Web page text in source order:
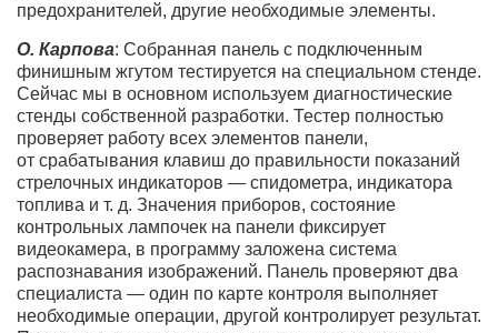
предохранителей, другие необходимые элементы.
О. Карпова: Собранная панель с подключенным
финишным жгутом тестируется на специальном стенде.
Сейчас мы в основном используем диагностические
стенды собственной разработки. Тестер полностью
проверяет работу всех элементов панели,
от срабатывания клавиш до правильности показаний
стрелочных индикаторов — спидометра, индикатора
топлива и т. д. Значения приборов, состояние
контрольных лампочек на панели фиксирует
видеокамера, в программу заложена система
распознавания изображений. Панель проверяют два
специалиста — один по карте контроля выполняет
необходимые операции, другой контролирует результат.